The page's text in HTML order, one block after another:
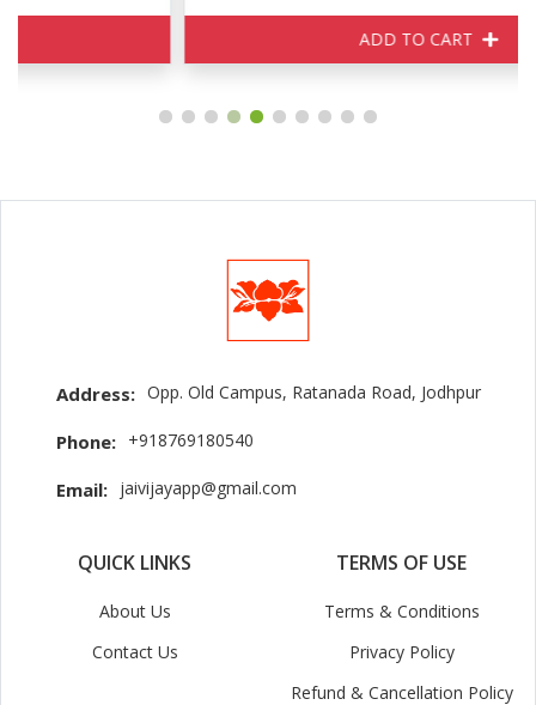
Address: Opp. Old Campus, Ratanada Road, Jodhpur
Phone: +918769180540
Email: jaivijayapp@gmail.com
QUICK LINKS
About Us
Contact Us
TERMS OF USE
Terms & Conditions
Privacy Policy
Refund & Cancellation Policy